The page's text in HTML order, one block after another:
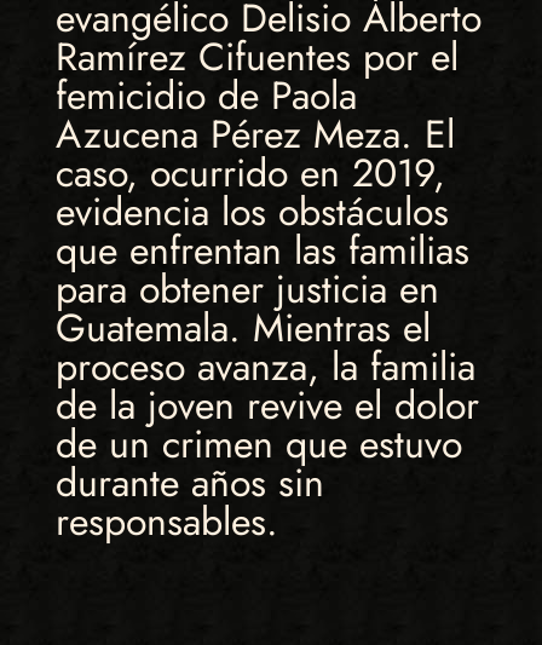
evangélico Delisio Alberto
Ramírez Cifuentes por el
femicidio de Paola
Azucena Pérez Meza. El
caso, ocurrido en 2019,
evidencia los obstáculos
que enfrentan las familias
para obtener justicia en
Guatemala. Mientras el
proceso avanza, la familia
de la joven revive el dolor
de un crimen que estuvo
durante años sin
responsables.